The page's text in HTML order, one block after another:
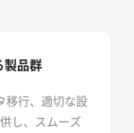
製品群
移行、適切な設
し、スムーズ